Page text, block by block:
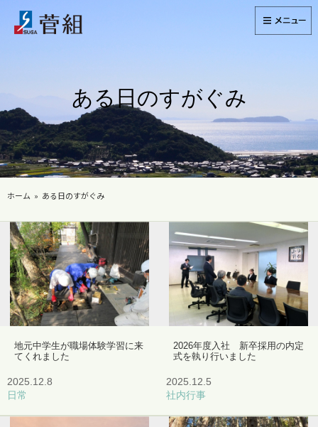
ある日のすがぐみ
ホーム ある日のすがぐみ
地元中学生が職場体験学習に来
てくれました
2025.12.8
日常
2026年度入社 新卒採用の内定
式を執り行いました
2025.12.5
社内行事